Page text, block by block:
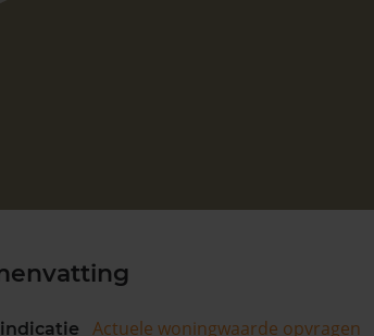
Actuele woningwaarde opvragen